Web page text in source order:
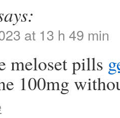
at 13 h 49 min
meloset pills
100mg